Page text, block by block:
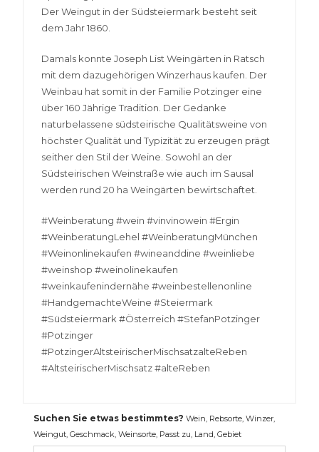
Der Weingut in der Südsteiermark besteht seit
dem Jahr 1860.
Damals konnte Joseph List Weingärten in Ratsch
mit dem dazugehörigen Winzerhaus kaufen. Der
Weinbau hat somit in der Familie Potzinger eine
über 160 Jährige Tradition. Der Gedanke
naturbelassene südsteirische Qualitätsweine von
höchster Qualität und Typizität zu erzeugen prägt
seither den Stil der Weine. Sowohl an der
Südsteirischen Weinstraße wie auch im Sausal
werden rund 20 ha Weingärten bewirtschaftet.
#Weinberatung #wein #vinvinowein #Ergin
#WeinberatungLehel #WeinberatungMünchen
#Weinonlinekaufen #wineanddine #weinliebe
#weinshop #weinolinekaufen
#weinkaufenindernähe #weinbestellenonline
#HandgemachteWeine #Steiermark
#Südsteiermark #Österreich #StefanPotzinger
#Potzinger
#PotzingerAltsteirischerMischsatzalteReben
#AltsteirischerMischsatz #alteReben
Suchen Sie etwas bestimmtes?Wein, Rebsorte, Winzer,
Weingut, Geschmack, Weinsorte, Passt zu, Land, Gebiet